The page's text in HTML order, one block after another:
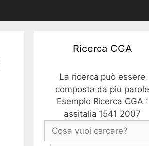
Ricerca CGA
La ricerca può essere
composta da più parole
Esempio Ricerca CGA :
assitalia 1541 2007